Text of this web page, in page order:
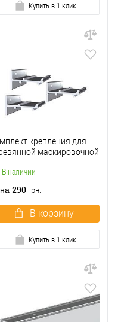
Купить в 1 клик
В наличии
крепления для
маскировочной
для полотна 25-45
290 грн.
В корзину
Купить в 1 клик